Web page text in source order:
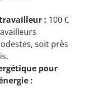
: 100 €
soit près
pour
: